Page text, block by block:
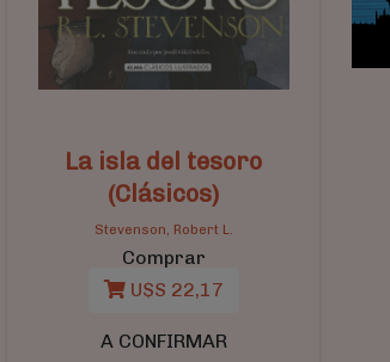
La isla del tesoro
(Clásicos)
Stevenson, Robert L.
Comprar
U$S 22,17
A CONFIRMAR